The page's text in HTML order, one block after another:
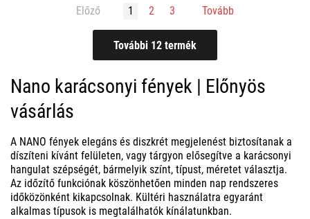
Előző 1 2 3 Tovább
Nano karácsonyi fények | Előnyös
vásárlás
A NANO fények elegáns és diszkrét megjelenést biztosítanak a
díszíteni kívánt felületen, vagy tárgyon elősegítve a karácsonyi
hangulat szépségét, bármelyik színt, típust, méretet választja.
Az időzítő funkciónak köszönhetően minden nap rendszeres
időközönként kikapcsolnak. Kültéri használatra egyaránt
alkalmas típusok is megtalálhatók kínálatunkban.